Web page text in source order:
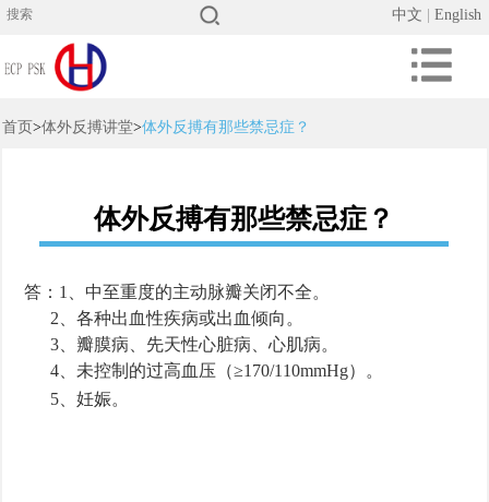
中文 English
首页>体外反搏讲堂>体外反搏有那些禁忌症？
体外反搏有那些禁忌症？
答：1、中至重度的主动脉瓣关闭不全。
2、各种出血性疾病或出血倾向。
3、瓣膜病、先天性心脏病、心肌病。
4、未控制的过高血压（≥170/110mmHg）。
5、妊娠。